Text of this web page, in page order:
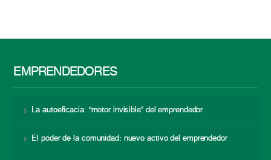
EMPRENDEDORES
La autoeficacia: “motor invisible” del emprendedor
El poder de la comunidad: nuevo activo del emprendedor